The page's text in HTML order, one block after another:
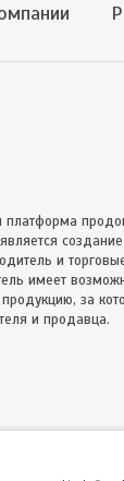
и
имеет
за
и продавца.